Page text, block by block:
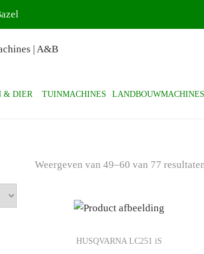
& DIER TUINMACHINES LANDBOUWMACHINES
Weergeven van 49–60 van 77
HUSQVARNA LC251 iS